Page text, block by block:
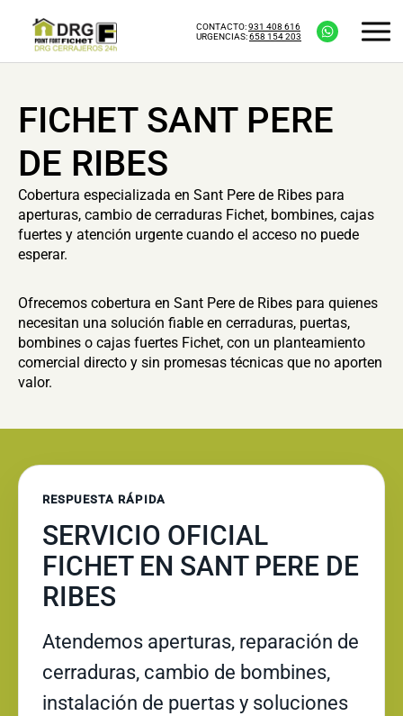
CONTACTO:931 408 616
URGENCIAS:658 154 203
FICHET SANT PERE
DE RIBES
Cobertura especializada en Sant Pere de Ribes para
aperturas, cambio de cerraduras Fichet, bombines, cajas
fuertes y atención urgente cuando el acceso no puede
esperar.
Ofrecemos cobertura en Sant Pere de Ribes para quienes
necesitan una solución fiable en cerraduras, puertas,
bombines o cajas fuertes Fichet, con un planteamiento
comercial directo y sin promesas técnicas que no aporten
valor.
RESPUESTA RÁPIDA
SERVICIO OFICIAL
FICHET EN SANT PERE DE
RIBES
Atendemos aperturas, reparación de
cerraduras, cambio de bombines,
instalación de puertas y soluciones